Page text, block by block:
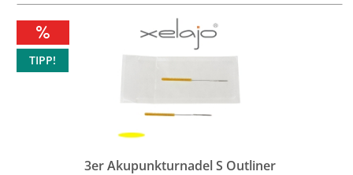
TIPP!
3er Akupunkturnadel S Outliner